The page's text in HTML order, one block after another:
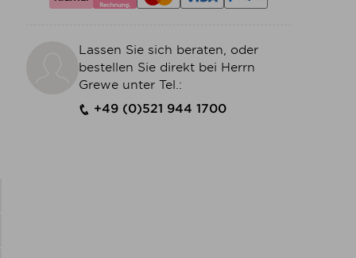
Lassen Sie sich beraten, oder
bestellen Sie direkt bei Herrn
Grewe unter Tel.:
+49 (0)521 944 1700